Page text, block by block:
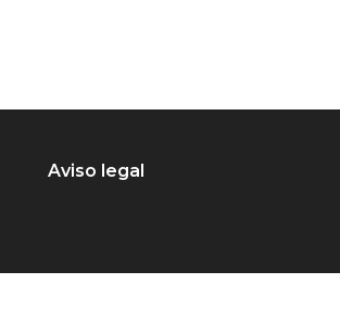
Aviso legal